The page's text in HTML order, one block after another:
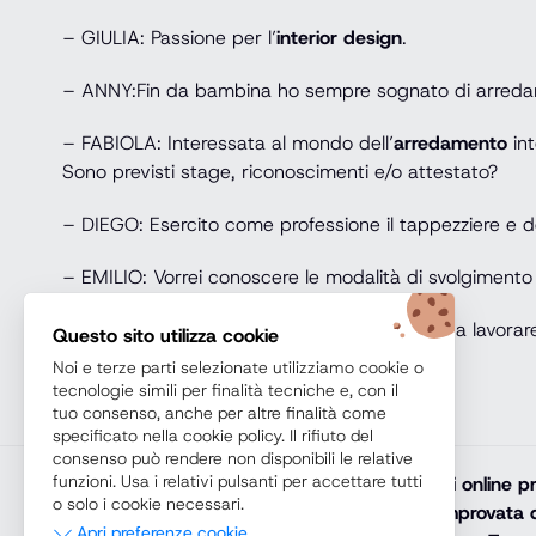
– GIULIA: Passione per l’interior design.
– ANNY:Fin da bambina ho sempre sognato di
– FABIOLA: Interessata al mondo dell’arredamento
Sono previsti stage, riconoscimenti e/o attestato?
– DIEGO: Esercito come professione il tappezziere e
– EMILIO: Vorrei conoscere le modalità di
– MARY: Dopo essermi diplomata ho iniziato a
[/espanel]
Teoremacorsi.compromuove solamente corsi online
diploma online, lauree e master online di
Questo sito utilizza cookie
Noi e terze parti selezionate utilizziamo cookie o
tecnologie simili per finalità tecniche e, con il
tuo consenso, anche per altre finalità come
specificato nella cookie policy. Il rifiuto del
consenso può rendere non disponibili le relative
funzioni. Usa i relativi pulsanti per accettare tutti
o solo i cookie necessari.